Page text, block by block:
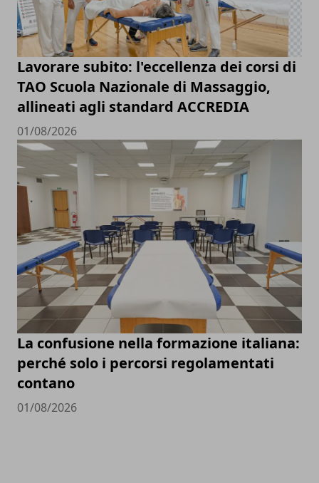
Lavorare subito: l'eccellenza dei corsi di
TAO Scuola Nazionale di Massaggio,
allineati agli standard ACCREDIA
01/08/2026
La confusione nella formazione italiana:
perché solo i percorsi regolamentati
contano
01/08/2026